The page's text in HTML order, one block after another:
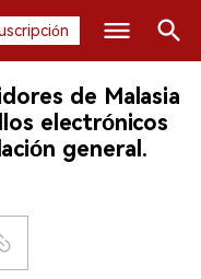
Buscar
de Malasia
electrónicos
general.